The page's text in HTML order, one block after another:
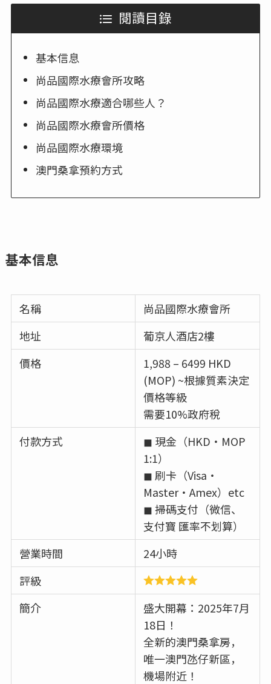
閱讀目錄
基本信息
尚品國際水療會所攻略
尚品國際水療適合哪些人？
尚品國際水療會所價格
尚品國際水療環境
澳門桑拿預約方式
基本信息
名稱
尚品國際水療會所
地址
葡京人酒店2樓
價格
1,988 – 6499 HKD
(MOP) ~根據質素決定
價格等級
需要10%政府稅
付款方式
◼︎ 現金（HKD・MOP
1:1）
◼︎ 刷卡（Visa・
Master・Amex）etc
◼︎ 掃碼支付（微信、
支付寶 匯率不划算）
營業時間
24小時
評級
簡介
盛大開幕：2025年7月
18日！
全新的澳門桑拿房，
唯一澳門氹仔新區，
機場附近！